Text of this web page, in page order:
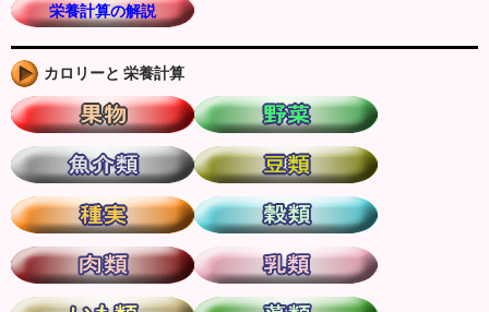
栄養計算の解説
カロリーと 栄養計算